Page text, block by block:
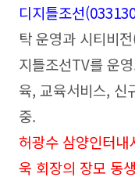
디지틀조선
탁 운영과 시티비
지틀조선TV를 운
육, 교육서비스, 신
중.
허광수 삼양인터내
욱 회장의 장모 동